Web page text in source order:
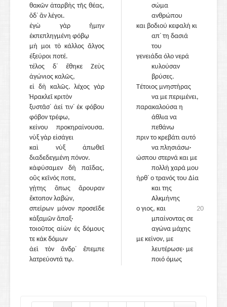
θακῶν ἀταρβὴς τῆς θέας,
ὅδ᾽ ἂν λέγοι.
ἐγὼ γὰρ ἥμην
ἐκπεπληγμένη φόβῳ
μή μοι τὸ κάλλος ἄλγος
ἐξεύροι ποτέ.
τέλος δ᾽ ἔθηκε Ζεὺς
ἀγώνιος καλῶς,
εἰ δὴ καλῶς. λέχος γὰρ
Ἡρακλεῖ κριτὸν
ξυστᾶσ᾽ ἀεί τιν᾽ ἐκ φόβου
φόβον τρέφω,
κείνου προκηραίνουσα.
νὺξ γὰρ εἰσάγει
καὶ νὺξ ἀπωθεῖ
διαδεδεγμένη πόνον.
κἀφύσαμεν δὴ παῖδας,
οὓς κεῖνός ποτε,
γῄτης ὅπως ἄρουραν
ἔκτοπον λαβών,
σπείρων μόνον προσεῖδε
κἀξαμῶν ἅπαξ·
τοιοῦτος αἰὼν ἐς δόμους
τε κἀκ δόμων
ἀεὶ τὸν ἄνδρ᾽ ἔπεμπε
λατρεύοντά τῳ.
σώμα
ανθρώπου
και βοδιού κεφαλή κι
απ᾽ τη δασιά
του
γενειάδα όλο νερά
κυλούσαν
βρύσες.
Τέτοιος μνηστήρας
να με περιμένει,
παρακαλούσα η
άθλια να
πεθάνω
πριν το κρεβάτι αυτό
να πλησιάσω·
ώσπου στερνά και με
πολλή χαρά μου
ήρθ᾽ ο τρανός του Δία
και της
Αλκμήνης
20
ο γιος, και
μπαίνοντας σε
αγώνα μάχης
με κείνον, με
λευτέρωσε· με
ποιό όμως
να δηγηθώ, γιατ᾽